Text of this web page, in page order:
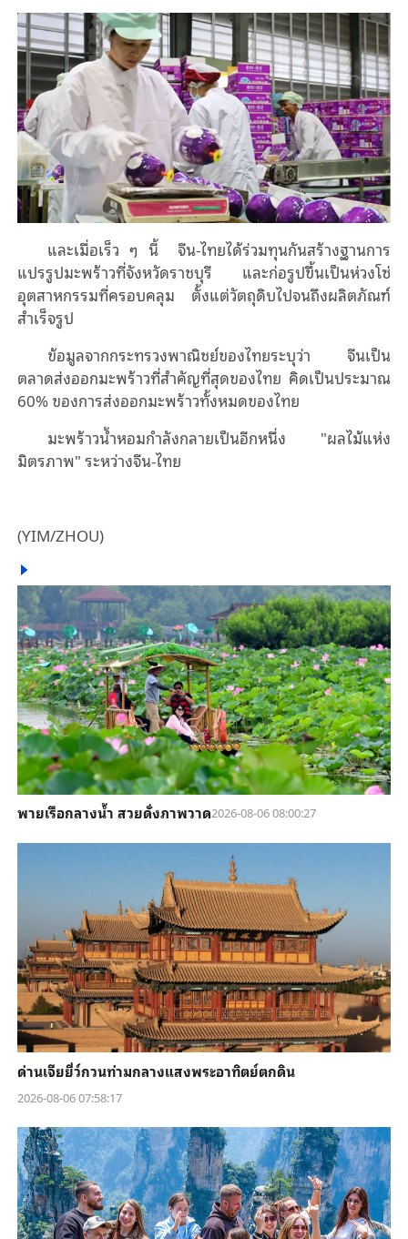
และเมื่อเร็ว ๆ นี้ จีน-ไทยได้ร่วมทุนกันสร้างฐานการ
แปรรูปมะพร้าวที่จังหวัดราชบุรี และก่อรูปขึ้นเป็นห่วงโซ่
อุตสาหกรรมที่ครอบคลุม ตั้งแต่วัตถุดิบไปจนถึงผลิตภัณฑ์
สําเร็จรูป
ข้อมูลจากกระทรวงพาณิชย์ของไทยระบุว่า จีนเป็น
ตลาดส่งออกมะพร้าวที่สําคัญที่สุดของไทย คิดเป็นประมาณ
60% ของการส่งออกมะพร้าวทั้งหมดของไทย
มะพร้าวน้ำหอมกําลังกลายเป็นอีกหนึ่ง "ผลไม้แห่ง
มิตรภาพ" ระหว่างจีน-ไทย
(YIM/ZHOU)
พายเรือกลางน้ำ สวยดั่งภาพวาด2026-08-06 08:00:27
ด่านเจียยี่ว์กวนท่ามกลางแสงพระอาทิตย์ตกดิน
2026-08-06 07:58:17